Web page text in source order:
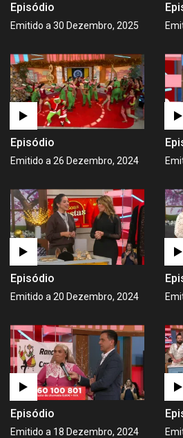
Episódio
Emitido a 30 Dezembro, 2025
Episódio
Emitido a 26 Dezembro, 2024
Episódio
Emitido a 20 Dezembro, 2024
Episódio
Emitido a 18 Dezembro, 2024